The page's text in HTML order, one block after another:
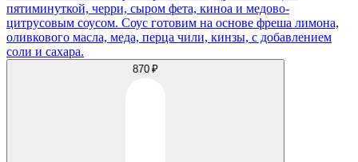
пятиминуткой, черри, сыром фета, киноа и медово-
цитрусовым соусом. Соус готовим на основе фреша лимона,
оливкового масла, меда, перца чили, кинзы, с добавлением
соли и сахара.
870 ₽